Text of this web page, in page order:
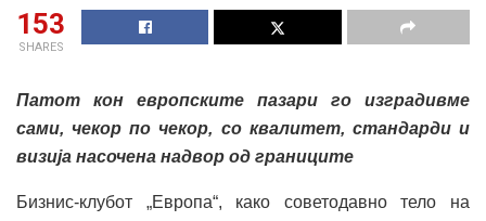
153
SHARES
Патот кон европските пазари го изградивме
сами, чекор по чекор, со квалитет, стандарди и
визија насочена надвор од границите
Бизнис-клубот „Европа“, како советодавно тело на